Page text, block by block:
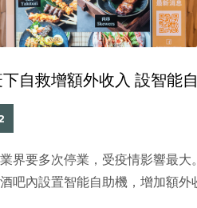
下自救增額外收入 設智能
界要多次停業，受疫情影響最大
吧內設置智能自助機，增加額外